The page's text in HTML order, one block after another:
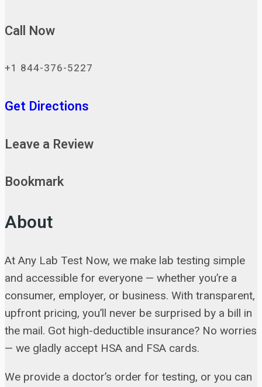
Call Now
+1 844-376-5227
Get Directions
Leave a Review
Bookmark
About
At Any Lab Test Now, we make lab testing simple
and accessible for everyone — whether you’re a
consumer, employer, or business. With transparent,
upfront pricing, you’ll never be surprised by a bill in
the mail. Got high-deductible insurance? No worries
— we gladly accept HSA and FSA cards.
We provide a doctor’s order for testing, or you can